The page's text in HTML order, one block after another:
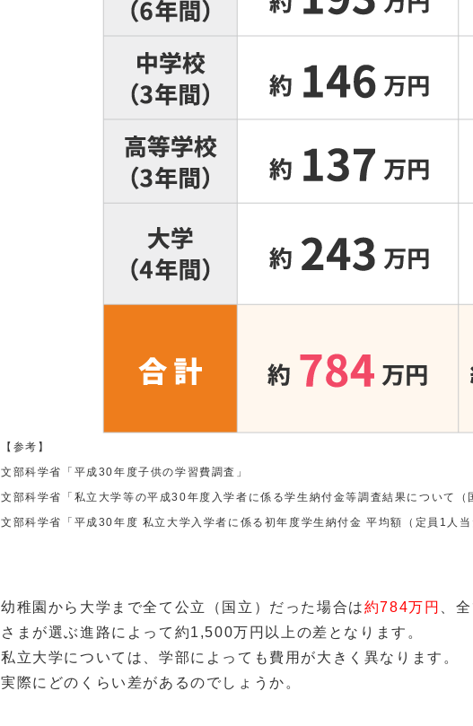
【参考】
文部科学省「平成30年度子供の学習費調査」
文部科学省「私立大学等の平成30年度入学者に係る学生納付金等調査結果について（
文部科学省「平成30年度 私立大学入学者に係る初年度学生納付金 平均額（定員1人当
幼稚園から大学まで全て公立（国立）だった場合は約784万円 、
さまが選ぶ進路によって約1,500万円以上の差となります。
私立大学については、学部によっても費用が大きく異なります。
実際にどのくらい差があるのでしょうか。